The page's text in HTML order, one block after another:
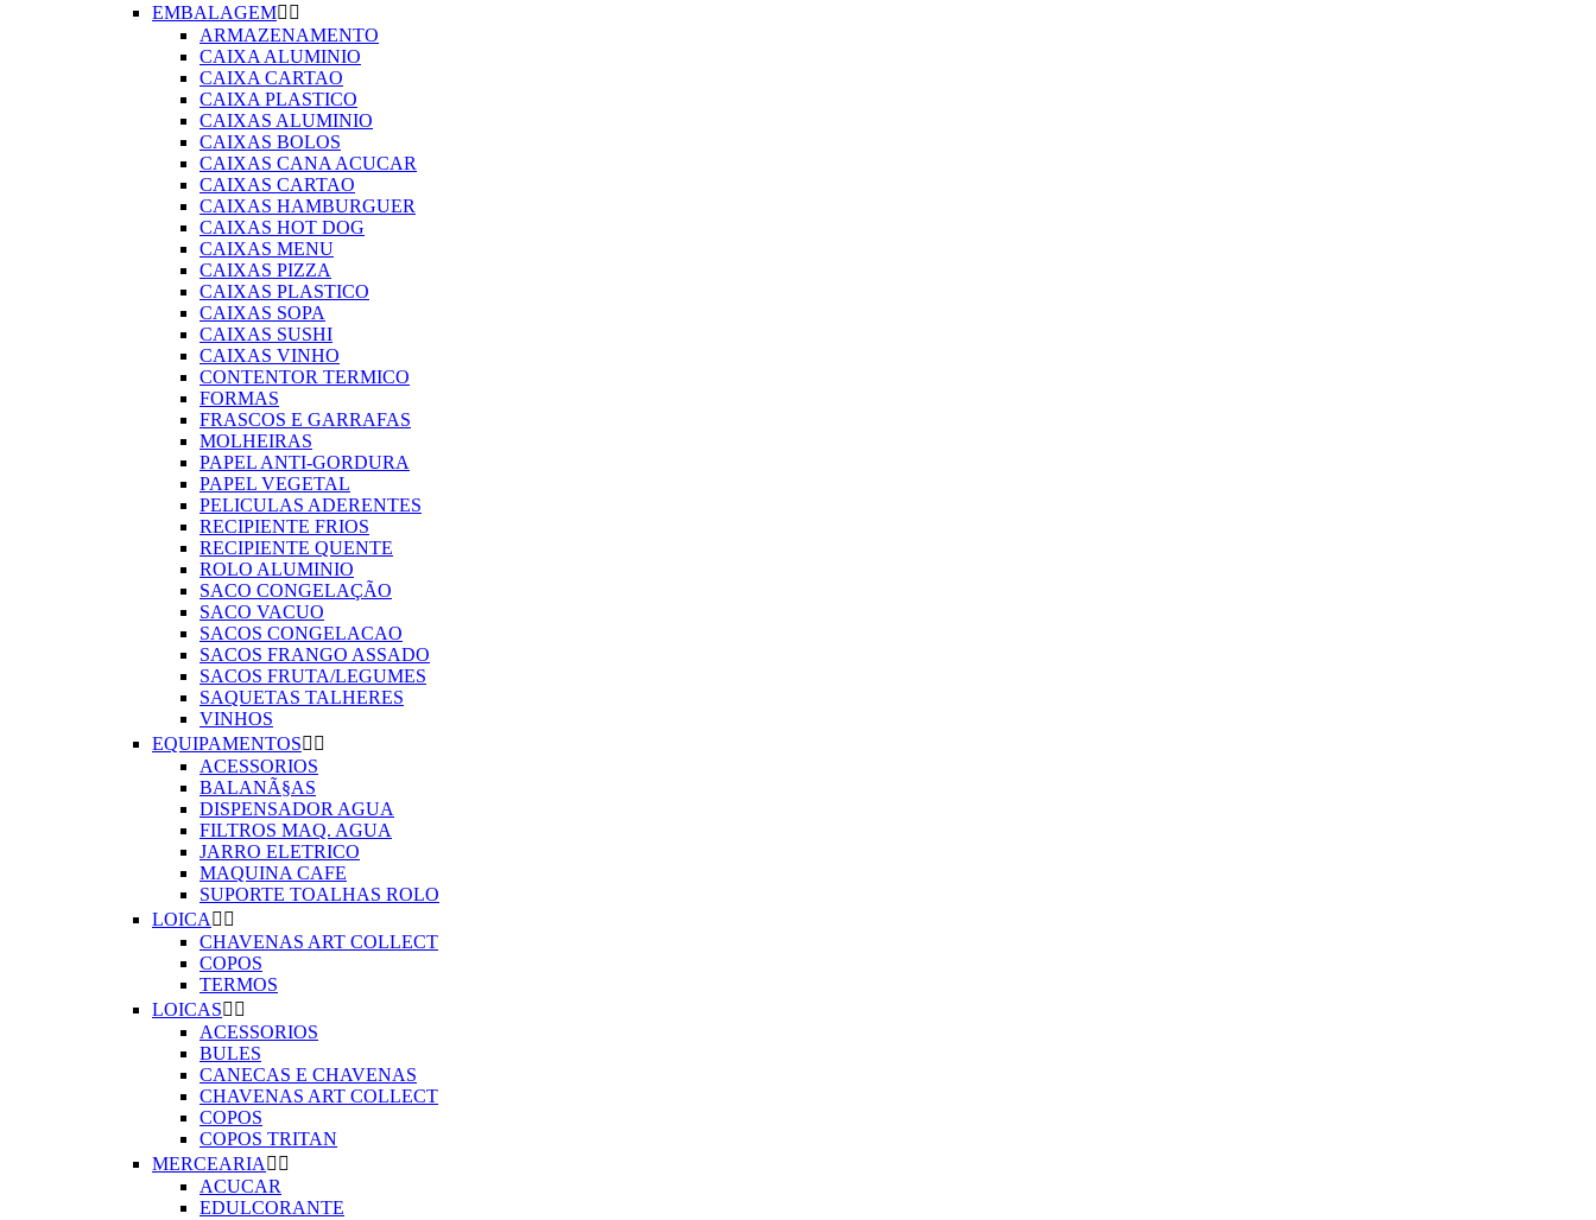
EMBALAGEM 
ARMAZENAMENTO
CAIXA ALUMINIO
CAIXA CARTAO
CAIXA PLASTICO
CAIXAS ALUMINIO
CAIXAS BOLOS
CAIXAS CANA ACUCAR
CAIXAS CARTAO
CAIXAS HAMBURGUER
CAIXAS HOT DOG
CAIXAS MENU
CAIXAS PIZZA
CAIXAS PLASTICO
CAIXAS SOPA
CAIXAS SUSHI
CAIXAS VINHO
CONTENTOR TERMICO
FORMAS
FRASCOS E GARRAFAS
MOLHEIRAS
PAPEL ANTI-GORDURA
PAPEL VEGETAL
PELICULAS ADERENTES
RECIPIENTE FRIOS
RECIPIENTE QUENTE
ROLO ALUMINIO
SACO CONGELAÇÃO
SACO VACUO
SACOS CONGELACAO
SACOS FRANGO ASSADO
SACOS FRUTA/LEGUMES
SAQUETAS TALHERES
VINHOS
EQUIPAMENTOS 
ACESSORIOS
BALANÃ§AS
DISPENSADOR AGUA
FILTROS MAQ. AGUA
JARRO ELETRICO
MAQUINA CAFE
SUPORTE TOALHAS ROLO
LOICA  
CHAVENAS ART COLLECT
COPOS
TERMOS
LOICAS 
ACESSORIOS
BULES
CANECAS E CHAVENAS
CHAVENAS ART COLLECT
COPOS
COPOS TRITAN
MERCEARIA  
ACUCAR
EDULCORANTE